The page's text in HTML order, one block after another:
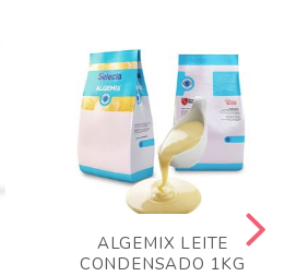
ALGEMIX LEITE
CONDENSADO 1KG